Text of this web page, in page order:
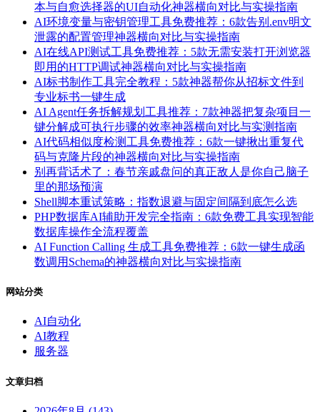
本与自愈选择器的UI自动化神器横向对比与实操指南
AI环境变量与密钥管理工具免费推荐：6款告别.env明文
泄露的配置管理神器横向对比与实操指南
AI在线API测试工具免费推荐：5款无需安装打开浏览器
即用的HTTP调试神器横向对比与实操指南
AI标书制作工具完全教程：5款神器帮你从招标文件到
专业标书一键生成
AI Agent任务拆解规划工具推荐：7款神器把复杂项目一
键分解成可执行步骤的效率神器横向对比与实测指南
AI代码相似度检测工具免费推荐：6款一键揪出重复代
码与克隆片段的神器横向对比与实操指南
别再背话术了：春节亲戚盘问的真正敌人是你自己脑子
里的那场预演
Shell脚本重试策略：指数退避与固定间隔到底怎么选
PHP数据库AI辅助开发完全指南：6款免费工具实现智能
数据库操作全流程覆盖
AI Function Calling 生成工具免费推荐：6款一键生成函
数调用Schema的神器横向对比与实操指南
网站分类
AI自动化
AI教程
服务器
文章归档